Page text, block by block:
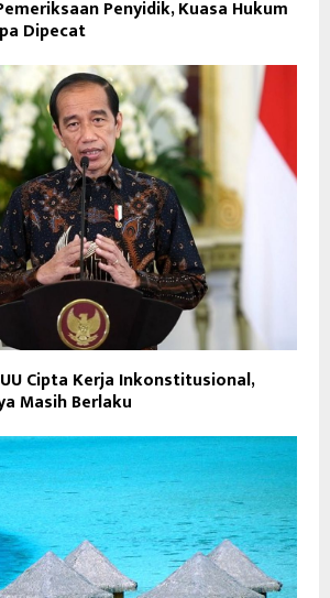
Penyidik, Kuasa Hukum
Dipecat
Cipta Kerja Inkonstitusional,
Masih Berlaku